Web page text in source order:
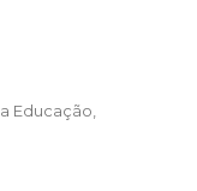
Educação,